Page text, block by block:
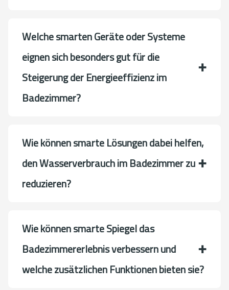
Welche smarten Geräte oder Systeme
eignen sich besonders gut für die
Steigerung der Energieeffizienz im
Badezimmer?
Wie können smarte Lösungen dabei helfen,
den Wasserverbrauch im Badezimmer zu
reduzieren?
Wie können smarte Spiegel das
Badezimmererlebnis verbessern und
welche zusätzlichen Funktionen bieten sie?